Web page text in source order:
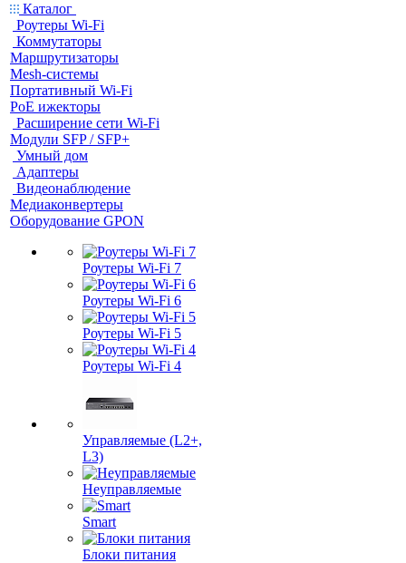
Каталог
Роутеры Wi-Fi
Коммутаторы
Маршрутизаторы
Mesh-системы
Портативный Wi-Fi
PoE ижекторы
Расширение сети Wi‑Fi
Модули SFP / SFP+
Умный дом
Адаптеры
Видеонаблюдение
Медиаконвертеры
Оборудование GPON
Роутеры Wi-Fi 7
Роутеры Wi-Fi 6
Роутеры Wi-Fi 5
Роутеры Wi-Fi 4
Управляемые (L2+,
L3)
Неуправляемые
Smart
Блоки питания